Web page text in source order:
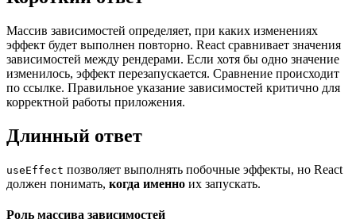
Массив зависимостей определяет, при каких изменениях
эффект будет выполнен повторно. React сравнивает значения
зависимостей между рендерами. Если хотя бы одно значение
изменилось, эффект перезапускается. Сравнение происходит
по ссылке. Правильное указание зависимостей критично для
корректной работы приложения.
Длинный ответ
useEffect позволяет выполнять побочные эффекты, но React
должен понимать, когда именно их запускать.
Роль массива зависимостей